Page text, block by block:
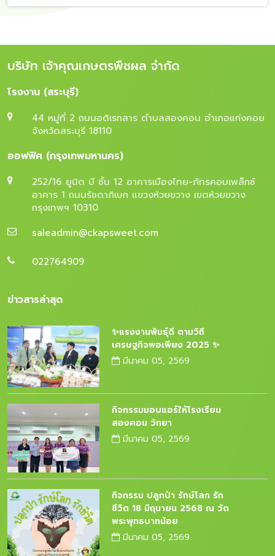
บริษัท เจ้าคุณเกษตรพืชผล จำกัด
โรงงาน (สระบุรี)
44 หมู่ที่ 2 ถนนอดิเรกสาร ตำบลสองคอน อำเภอแก่งคอย
จังหวัดสระบุรี 18110
ออฟฟิศ (กรุงเทพมหานคร)
252/16 ยูนิต บี ชั้น 12 อาคารเมืองไทย-ภัทรคอมเพล็กซ์
อาคาร 1 ถนนรัชดาภิเษก แขวงห้วยขวาง เขตห้วยขวาง
กรุงเทพฯ 10310
saleadmin@ckapsweet.com
022764909
ข่าวสารล่าสุด
✨แรงงานพันธุ์ดี ตามวิถี
เศรษฐกิจพอเพียง 2025 ✨
มีนาคม 05, 2569
กิจกรรมมอบแอร์ให้โรงเรียน
สองคอน วิทยา
มีนาคม 05, 2569
กิจกรรม ปลูกป่า รักษ์โลก รัก
ชีวิต 18 มิถุนายน 2568 ณ วัด
พระพุทธบาทน้อย
มีนาคม 05, 2569